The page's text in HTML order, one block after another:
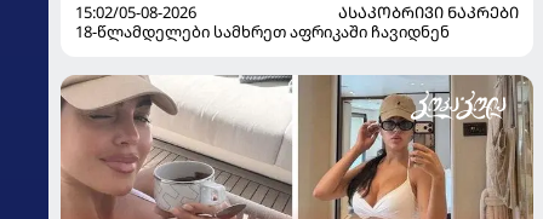
15:02/05-08-2026
ᲐᲡᲐᲙᲝᲑᲠᲘᲕᲘ ᲜᲐᲙᲠᲔᲑᲘ
18-წლამდელები სამხრეთ აფრიკაში ჩავიდნენ